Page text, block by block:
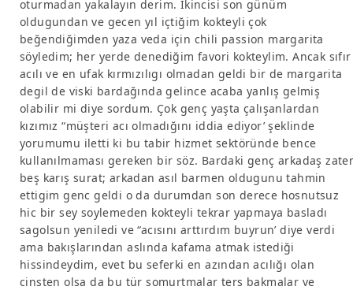
oturmadan yakalayın derim. İkincisi son günüm
oldugundan ve gecen yıl içtiğim kokteyli çok
beğendiğimden yaza veda için chili passion margarita
söyledim; her yerde denediğim favori kokteylim. Ancak sıfır
acılı ve en ufak kırmızılıgı olmadan geldi bir de margarita
degil de viski bardağında gelince acaba yanlış gelmiş
olabilir mi diye sordum. Çok genç yaşta çalışanlardan
kızımız “müşteri acı olmadığını iddia ediyor’ şeklinde
yorumumu iletti ki bu tabir hizmet sektöründe bence
kullanılmaması gereken bir söz. Bardaki genç arkadaş
beş karış surat; arkadan asıl barmen oldugunu tahmin
ettigim genc geldi o da durumdan son derece hosnutsuz
hic bir sey soylemeden kokteyli tekrar yapmaya basladı
sagolsun yeniledi ve “acısını arttırdım buyrun’ diye verdi
ama bakışlarından aslında kafama atmak istediği
hissindeydim, evet bu seferki en azından acılığı olan
cinsten olsa da bu tür somurtmalar ters bakmalar ve